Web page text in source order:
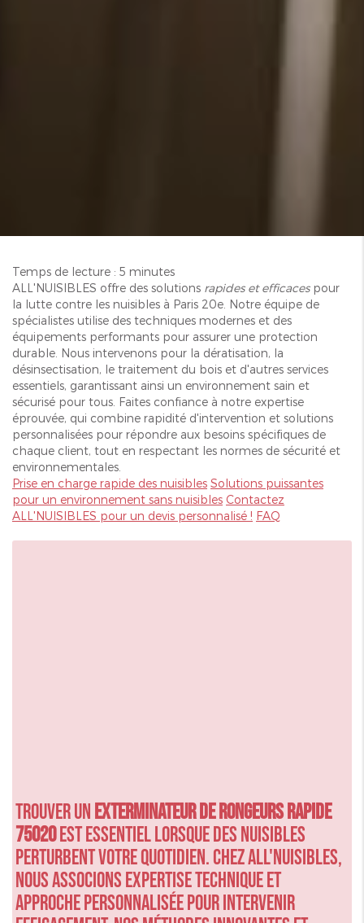
Temps de lecture : 5 minutes
ALL'NUISIBLES offre des solutions rapides et efficacespour
la lutte contre les nuisibles à Paris 20e. Notre équipe de
spécialistes utilise des techniques modernes et des
équipements performants pour assurer une protection
durable. Nous intervenons pour la dératisation, la
désinsectisation, le traitement du bois et d'autres services
essentiels, garantissant ainsi un environnement sain et
sécurisé pour tous. Faites confiance à notre expertise
éprouvée, qui combine rapidité d'intervention et solutions
personnalisées pour répondre aux besoins spécifiques de
chaque client, tout en respectant les normes de sécurité et
environnementales.
Prise en charge rapide des nuisibles Solutions puissantes
pour un environnement sans nuisibles Contactez
ALL'NUISIBLES pour un devis personnalisé ! FAQ
Trouver unexterminateur de rongeurs rapide
75020est essentiel lorsque des nuisibles
perturbent votre quotidien. Chez ALL'NUISIBLES,
nous associons expertise technique et
approche personnalisée pour intervenir